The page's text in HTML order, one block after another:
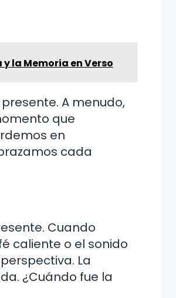
la Memoria en Verso
A menudo,
que
en
cada
Cuando
caliente o el sonido
La
¿Cuándo fue la